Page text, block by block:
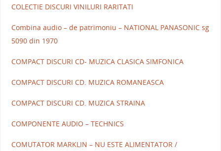
COLECTIE DISCURI VINILURI RARITATI
Combina audio – de patrimoniu – NATIONAL PANASONIC sg
5090 din 1970
COMPACT DISCURI CD- MUZICA CLASICA SIMFONICA
COMPACT DISCURI CD. MUZICA ROMANEASCA
COMPACT DISCURI CD. MUZICA STRAINA
COMPONENTE AUDIO – TECHNICS
COMUTATOR MARKLIN – NU ESTE ALIMENTATOR /